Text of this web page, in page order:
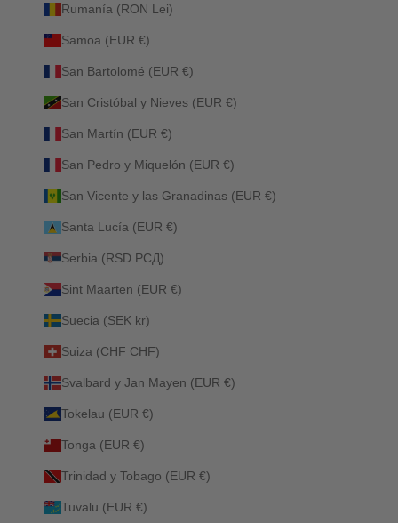
Rumanía (RON Lei)
Samoa (EUR €)
San Bartolomé (EUR €)
San Cristóbal y Nieves (EUR €)
San Martín (EUR €)
San Pedro y Miquelón (EUR €)
San Vicente y las Granadinas (EUR €)
Santa Lucía (EUR €)
Serbia (RSD РСД)
Sint Maarten (EUR €)
Suecia (SEK kr)
Suiza (CHF CHF)
Svalbard y Jan Mayen (EUR €)
Tokelau (EUR €)
Tonga (EUR €)
Trinidad y Tobago (EUR €)
Tuvalu (EUR €)